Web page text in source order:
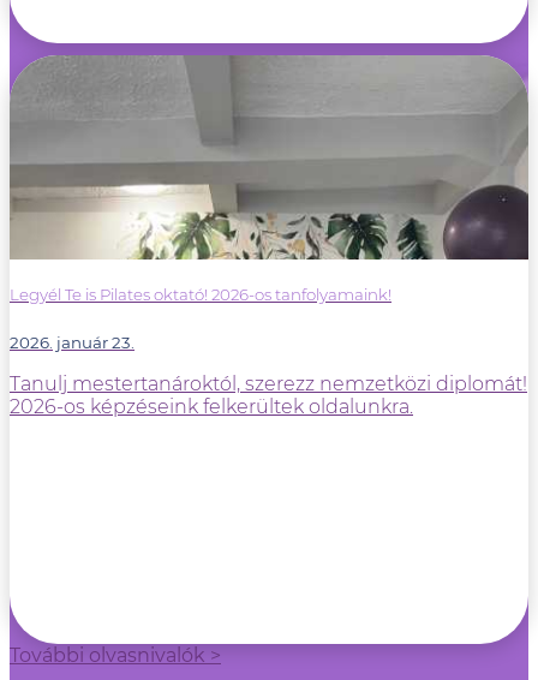
Legyél Te is Pilates oktató! 2026-os tanfolyamaink!
2026. január 23.
Tanulj mestertanároktól, szerezz nemzetközi diplomát!
2026-os képzéseink felkerültek oldalunkra.
További olvasnivalók >